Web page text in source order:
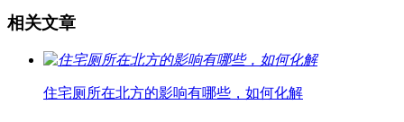
相关文章
住宅厕所在北方的影响有哪些，如何化解